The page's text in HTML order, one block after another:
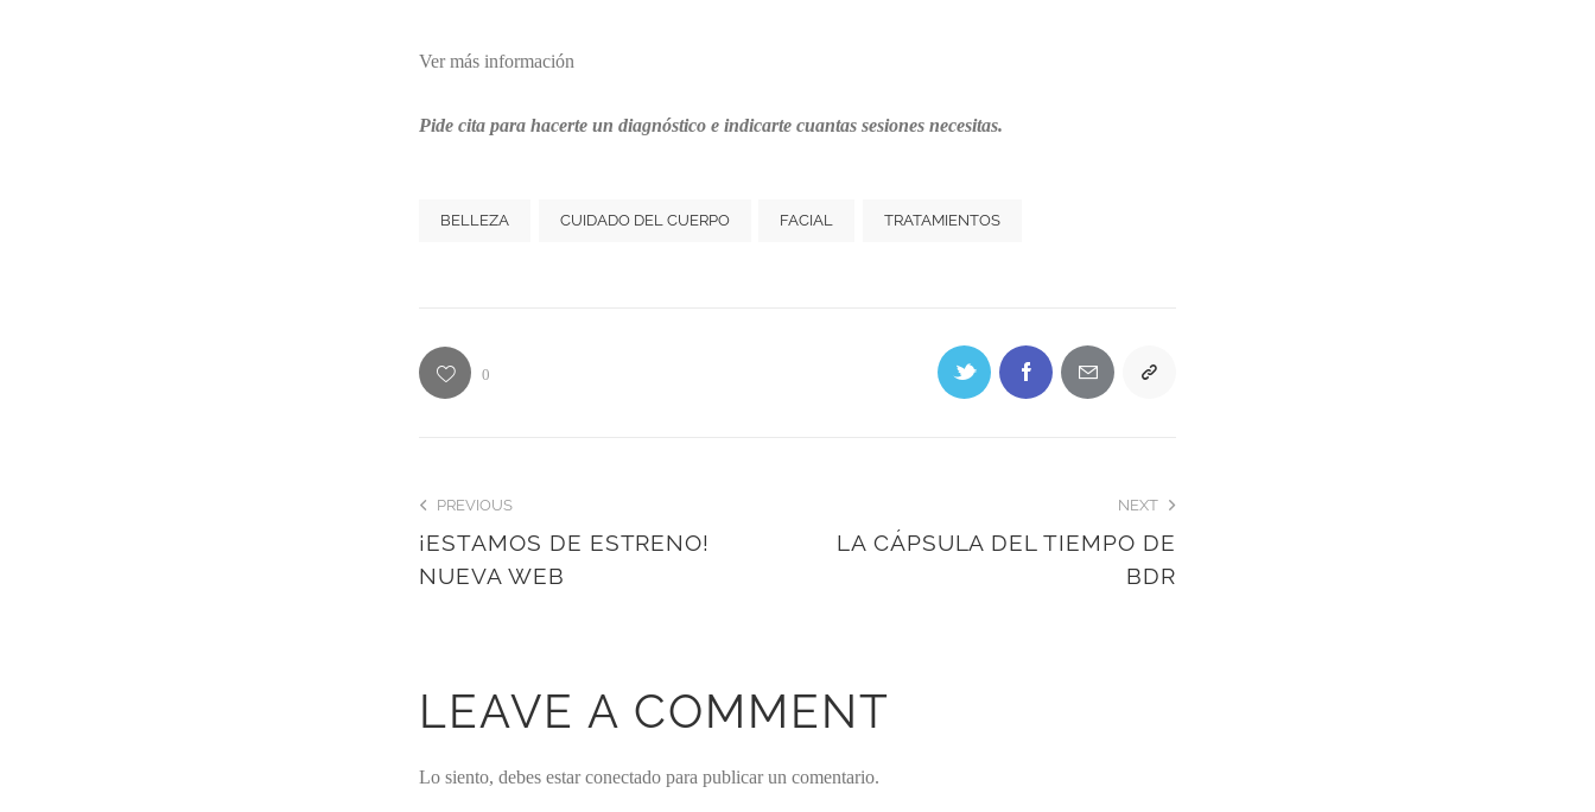
Ver más información
Pidecita para hacerte un diagnóstico e indicarte cuantas sesiones necesitas.
BELLEZA CUIDADO DEL CUERPO FACIAL TRATAMIENTOS
0
PREVIOUS
¡ESTAMOS DE ESTRENO!
NUEVA WEB
NEXT
LA CÁPSULA DEL TIEMPO DE
BDR
LEAVE A COMMENT
Lo siento, debes estarconectado para publicar un comentario.